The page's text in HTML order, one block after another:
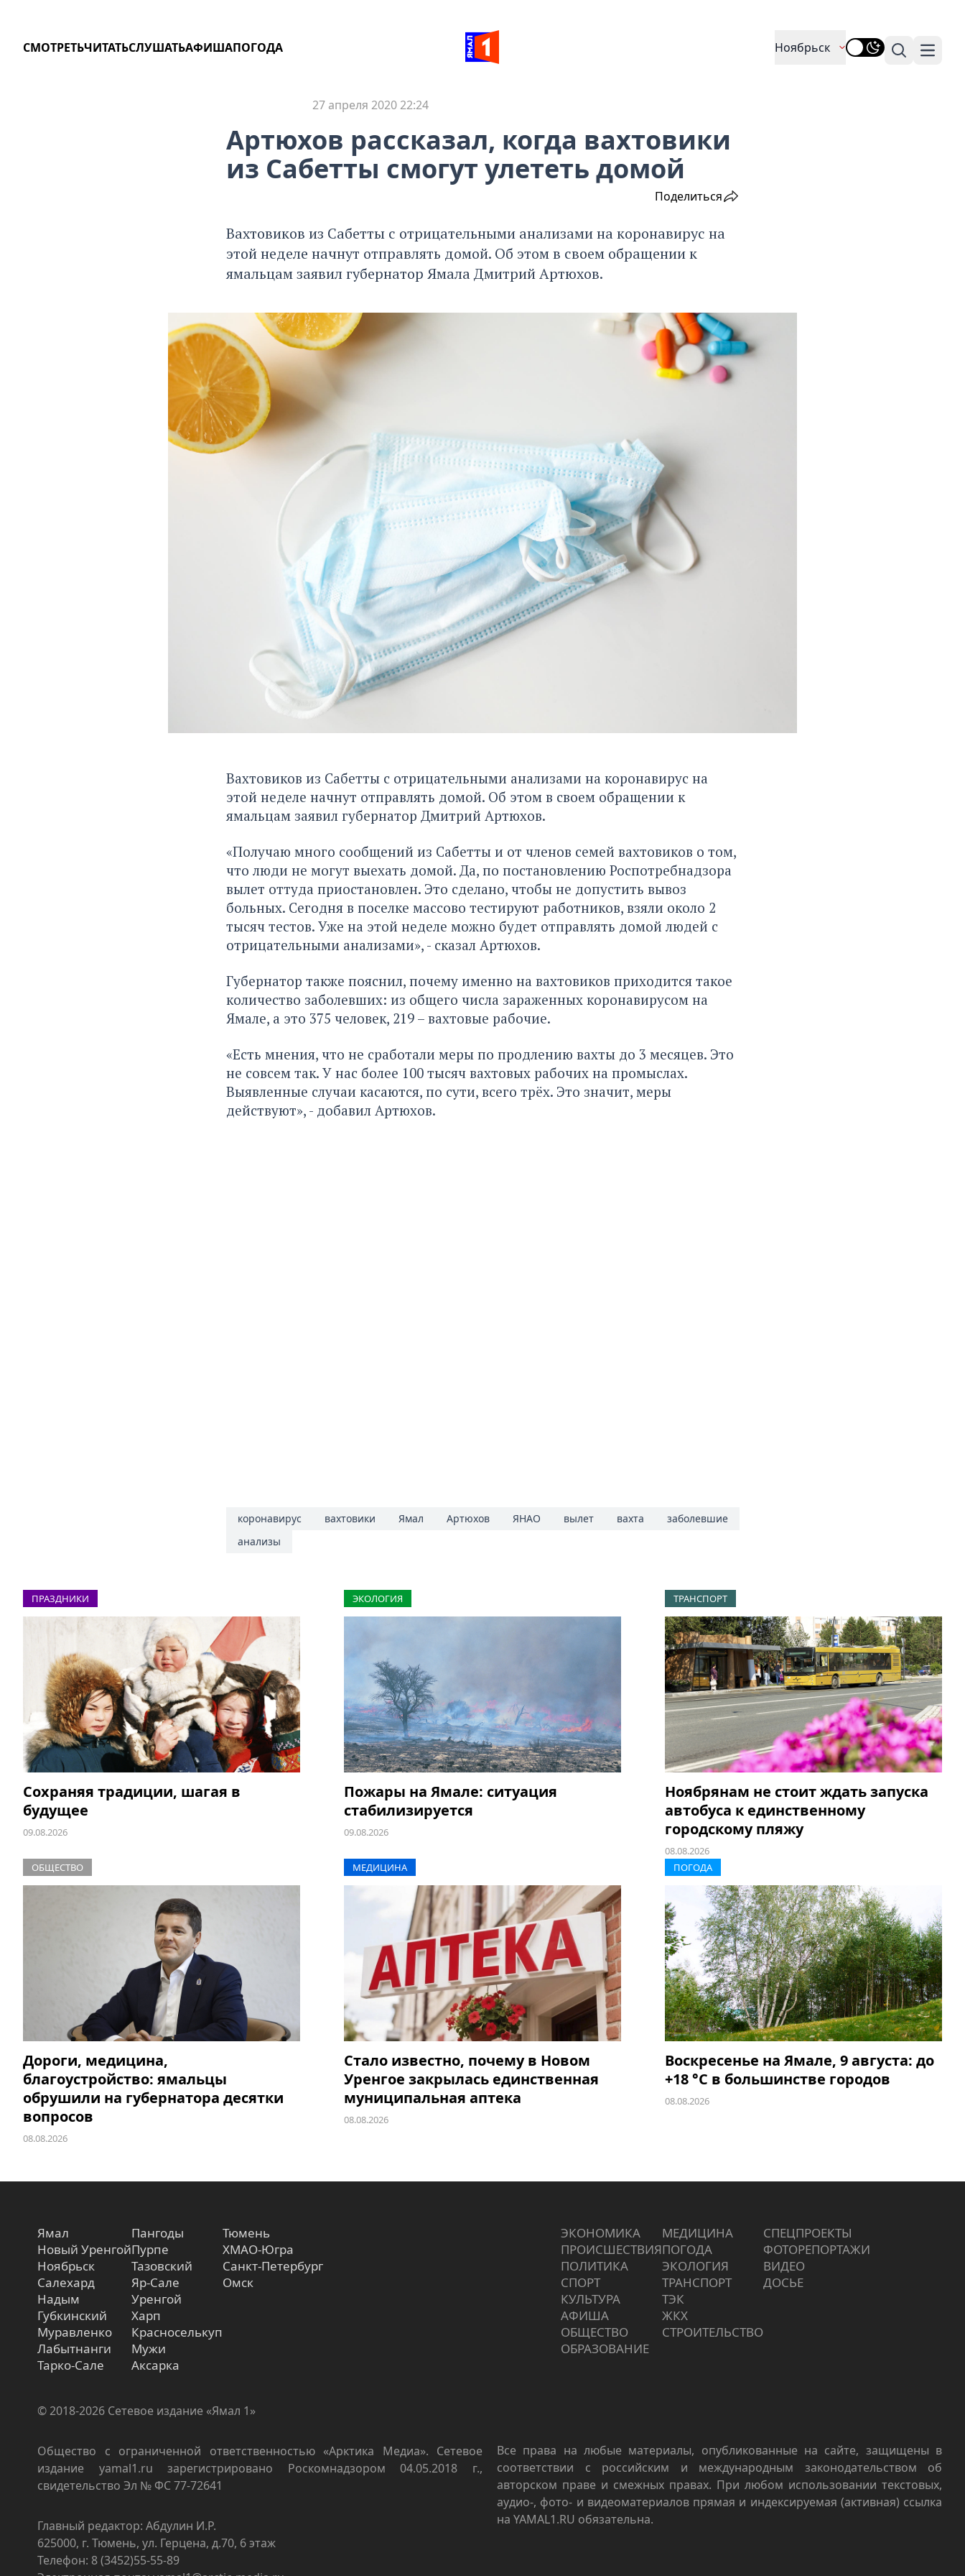
СМОТРЕТЬЧИТАТЬСЛУШАТЬАФИШАПОГОДА Ноябрьск
Поиск
27 апреля 2020 22:24
Артюхов рассказал, когда вахтовики
из Сабетты смогут улететь домой
Поделиться
Вахтовиков из Сабетты с отрицательными анализами на коронавирус на
этой неделе начнут отправлять домой. Об этом в своем обращении к
ямальцам заявил губернатор Ямала Дмитрий Артюхов.
Вахтовиков из Сабетты с отрицательными анализами на коронавирус на
этой неделе начнут отправлять домой. Об этом в своем обращении к
ямальцам заявил губернатор Дмитрий Артюхов.
«Получаю много сообщений из Сабетты и от членов семей вахтовиков о том,
что люди не могут выехать домой. Да, по постановлению Роспотребнадзора
вылет оттуда приостановлен. Это сделано, чтобы не допустить вывоз
больных. Сегодня в поселке массово тестируют работников, взяли около 2
тысяч тестов. Уже на этой неделе можно будет отправлять домой людей с
отрицательными анализами», - сказал Артюхов.
Губернатор также пояснил, почему именно на вахтовиков приходится такое
количество заболевших: из общего числа зараженных коронавирусом на
Ямале, а это 375 человек, 219 – вахтовые рабочие.
«Есть мнения, что не сработали меры по продлению вахты до 3 месяцев. Это
не совсем так. У нас более 100 тысяч вахтовых рабочих на промыслах.
Выявленные случаи касаются, по сути, всего трёх. Это значит, меры
действуют», - добавил Артюхов.
коронавирус вахтовики Ямал Артюхов ЯНАО вылет вахта
заболевшие
анализы
ПРАЗДНИКИ
Сохраняя традиции, шагая в
будущее
09.08.2026
ЭКОЛОГИЯ
Пожары на Ямале: ситуация
стабилизируется
09.08.2026
ТРАНСПОРТ
Ноябрянам не стоит ждать запуска
автобуса к единственному
городскому пляжу
08.08.2026
ОБЩЕСТВО
Дороги, медицина,
благоустройство: ямальцы
обрушили на губернатора десятки
вопросов
08.08.2026
МЕДИЦИНА
Стало известно, почему в Новом
Уренгое закрылась единственная
муниципальная аптека
08.08.2026
ПОГОДА
Воскресенье на Ямале, 9 августа: до
+18 °C в большинстве городов
08.08.2026
Ямал
Новый Уренгой
Ноябрьск
Салехард
Надым
Губкинский
Муравленко
Лабытнанги
Тарко-Сале
Пангоды
Пурпе
Тазовский
Яр-Сале
Уренгой
Харп
Красноселькуп
Мужи
Аксарка
Тюмень
ХМАО-Югра
Санкт-Петербург
Омск
ЭКОНОМИКА
ПРОИCШЕСТВИЯ
ПОЛИТИКА
СПОРТ
КУЛЬТУРА
АФИША
ОБЩЕСТВО
ОБРАЗОВАНИЕ
МЕДИЦИНА
ПОГОДА
ЭКОЛОГИЯ
ТРАНСПОРТ
ТЭК
ЖКХ
СТРОИТЕЛЬСТВО
СПЕЦПРОЕКТЫ
ФОТОРЕПОРТАЖИ
ВИДЕО
ДОСЬЕ
© 2018-2026 Сетевое издание «Ямал 1»
Общество с ограниченной ответственностью «Арктика Медиа». Сетевое
издание yamal1.ru зарегистрировано Роскомнадзором 04.05.2018 г.,
свидетельство Эл № ФС 77-72641
Главный редактор: Абдулин И.Р.
625000, г. Тюмень, ул. Герцена, д.70, 6 этаж
Телефон: 8 (3452)55-55-89
Все права на любые материалы, опубликованные на сайте, защищены в
соответствии с российским и международным законодательством об
авторском праве и смежных правах. При любом использовании текстовых,
аудио-, фото- и видеоматериалов прямая и индексируемая (активная) ссылка
на YAMAL1.RU обязательна.